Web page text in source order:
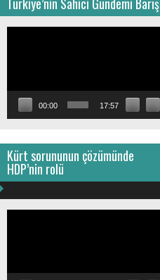
00:00 17:57
Kürt sorununun çözümünde
HDP’nin rolü